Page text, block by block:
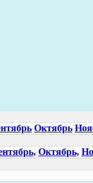
Октябрь
Октябрь,